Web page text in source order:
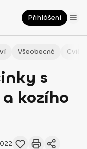
Přihlášení
Všeobecné
s
kozího